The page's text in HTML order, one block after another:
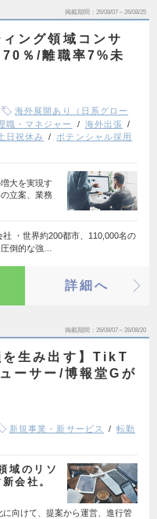
掲載期間 26/08/07～26/08/25
ング領域コンサ
％/離職率7%未
海外展開あり（日系グロー
職・マネジャー
海外出張
日祝休み
ポテンシャル採用
大を実現す
立案、業務
社 ・世界約200都市、110,000名の
倒的な強…
詳細へ
掲載期間 26/08/07～26/08/20
を生み出す】TikT
ーサー/博報堂Gが
新規事業・新サービス
転勤
域のリソ
会社。
向けて、提案から運営、進行管